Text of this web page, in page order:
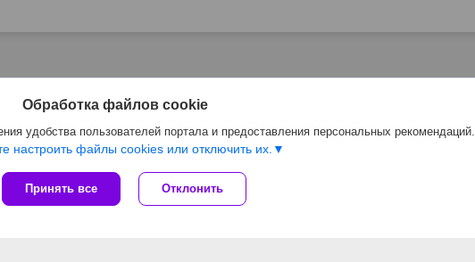
Обработка файлов cookie
удобства пользователей портала и предоставления персональных рекомендаций.
настроить файлы cookies или отключить их.
Принять все Отклонить